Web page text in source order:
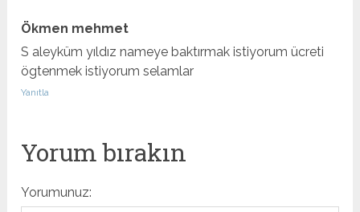
Ökmen mehmet
S aleyküm yıldız nameye baktırmak istiyorum ücreti
ögtenmek istiyorum selamlar
Yanıtla
Yorum bırakın
Yorumunuz: